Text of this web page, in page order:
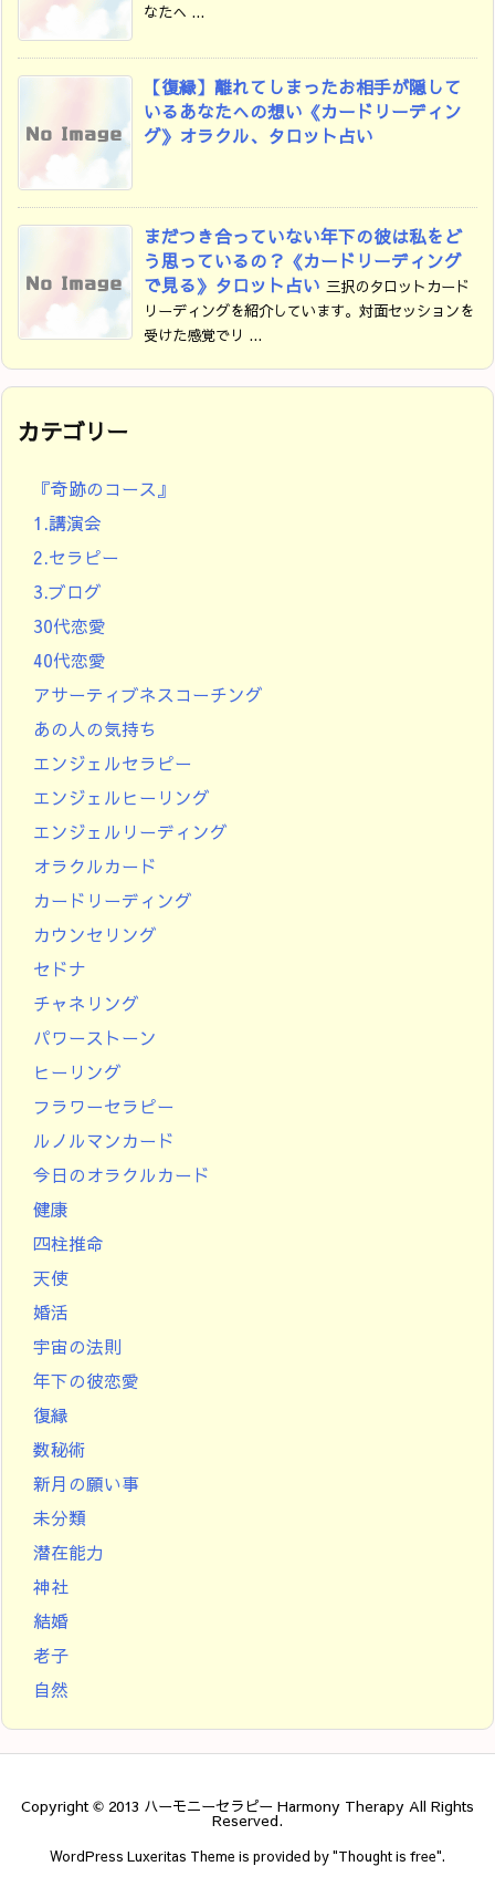
なたへ ...
【復縁】離れてしまったお相手が隠して
いるあなたへの想い《カードリーディン
グ》オラクル、タロット占い
まだつき合っていない年下の彼は私をど
う思っているの？《カードリーディング
で見る》タロット占い 三択のタロットカード
リーディングを紹介しています。対面セッションを
受けた感覚でリ ...
カテゴリー
『奇跡のコース』
1.講演会
2.セラピー
3.ブログ
30代恋愛
40代恋愛
アサーティブネスコーチング
あの人の気持ち
エンジェルセラピー
エンジェルヒーリング
エンジェルリーディング
オラクルカード
カードリーディング
カウンセリング
セドナ
チャネリング
パワーストーン
ヒーリング
フラワーセラピー
ルノルマンカード
今日のオラクルカード
健康
四柱推命
天使
婚活
宇宙の法則
年下の彼恋愛
復縁
数秘術
新月の願い事
未分類
潜在能力
神社
結婚
老子
自然
Copyright © 2013 ハーモニーセラピー Harmony Therapy All Rights
Reserved.
WordPress Luxeritas Theme is provided by "Thought is free".